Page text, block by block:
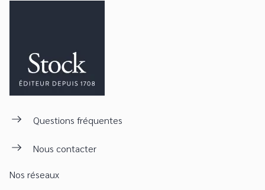
Questions fréquentes
Nous contacter
Nos réseaux